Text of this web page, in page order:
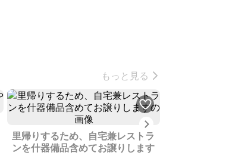
もっと見る
里帰りするため、自宅兼レストラ
ンを什器備品含めてお譲りします